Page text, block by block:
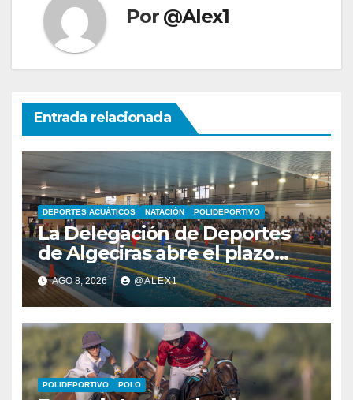
Por @Alex1
Entrada relacionada
DEPORTES ACUÁTICOS NATACIÓN POLIDEPORTIVO
La Delegación de Deportes
de Algeciras abre el plazo
para los cursos municipales
de natación para todas las
edades
AGO 8, 2026 @ALEX1
POLIDEPORTIVO POLO